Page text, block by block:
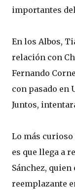
importantes
En los Albos,
relación con
Fernando
con pasado en
Juntos,
Lo más curioso
es que llega a
Sánchez, quien
reemplazante